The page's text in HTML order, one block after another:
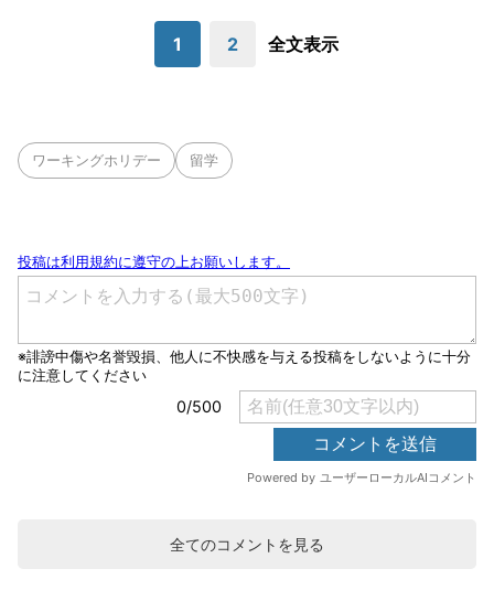
1 2 全文表示
ワーキングホリデー 留学
全てのコメントを見る